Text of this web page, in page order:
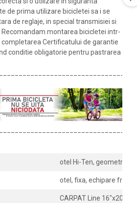
de prima utilizare bicicletei sa i se
de reglaje, in special transmisiei si
montarea bicicletei intr-
Certificatului de garantie
conditie obligatorie pentru pastrarea
otel Hi-Ten, geometrie
otel, fixa, echipare frane
CARPAT Line 16"x20H